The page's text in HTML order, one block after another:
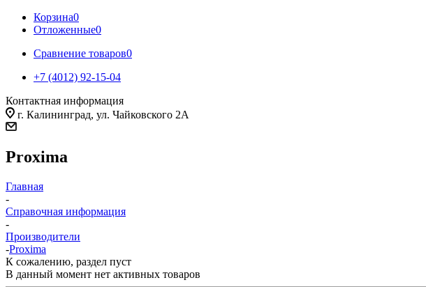
Корзина0
Отложенные0
Сравнение товаров0
+7 (4012) 92-15-04
Контактная информация
г. Калининград, ул. Чайковского 2А
Proxima
Главная
-
Справочная информация
-
Производители
-Proxima
К сожалению, раздел пуст
В данный момент нет активных товаров